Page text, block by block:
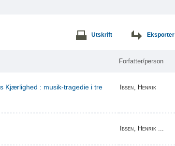
Utskrift Eksporter
Forfatter/person
Kjærlighed : musik-tragedie i tre
Ibsen, Henrik
Ibsen, Henrik ...